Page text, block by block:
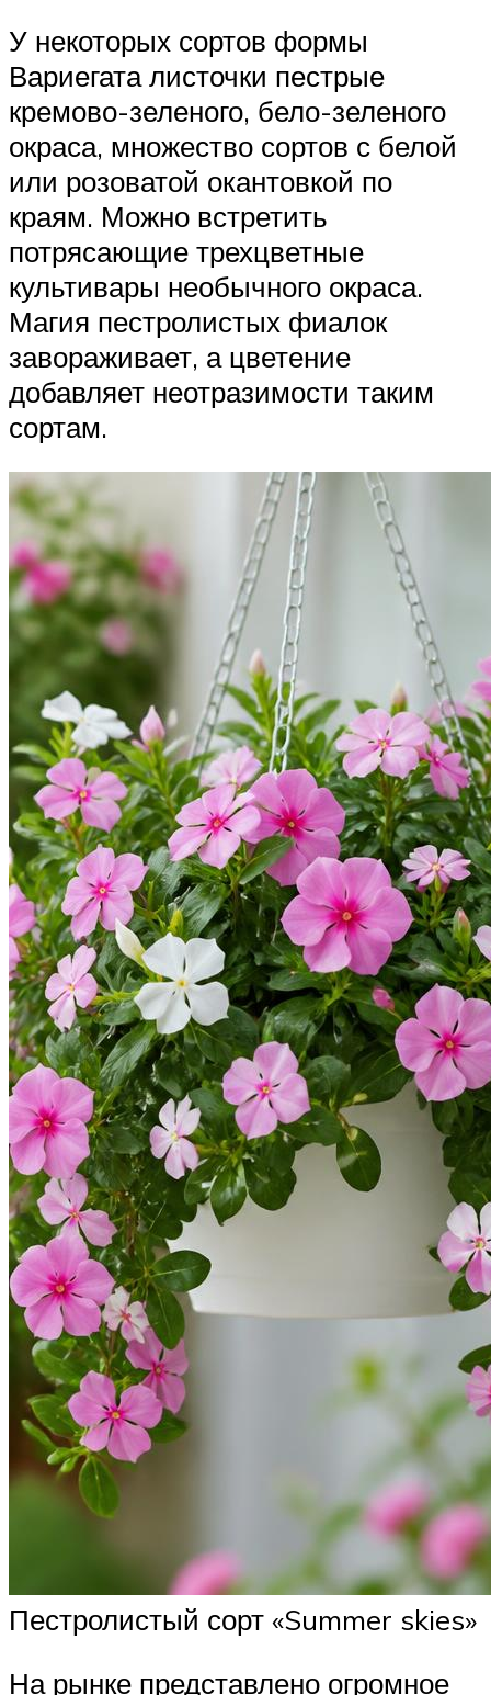
У некоторых сортов формы
Вариегата листочки пестрые
кремово-зеленого, бело-зеленого
окраса, множество сортов с белой
или розоватой окантовкой по
краям. Можно встретить
потрясающие трехцветные
культивары необычного окраса.
Магия пестролистых фиалок
завораживает, а цветение
добавляет неотразимости таким
сортам.
Пестролистый сорт «Summer skies»
На рынке представлено огромное